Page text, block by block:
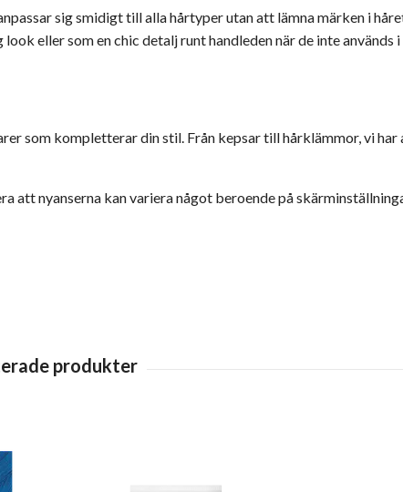
sig smidigt till alla hårtyper utan att lämna märken i
eller som en chic detalj runt handleden när de inte används i
som kompletterar din stil. Från kepsar till hårklämmor, vi
att nyanserna kan variera något beroende på